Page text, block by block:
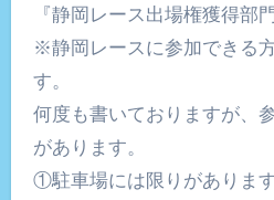
『静岡レース出場権獲得部門
※静岡レースに参加できる
す。
何度も書いておりますが、
があります。
①駐車場には限りがありま